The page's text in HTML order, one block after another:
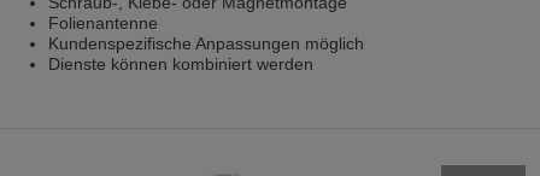
Zdá se, že Váš prohlížeč je v jiném jazyce, než jaký je momentálně používán.
Tato stránka je k dispozici i v češtině. Chcete přepnout na českou verzi?
Folienantenne
Kundenspezifische Anpassungen möglich
Dienste können kombiniert werden